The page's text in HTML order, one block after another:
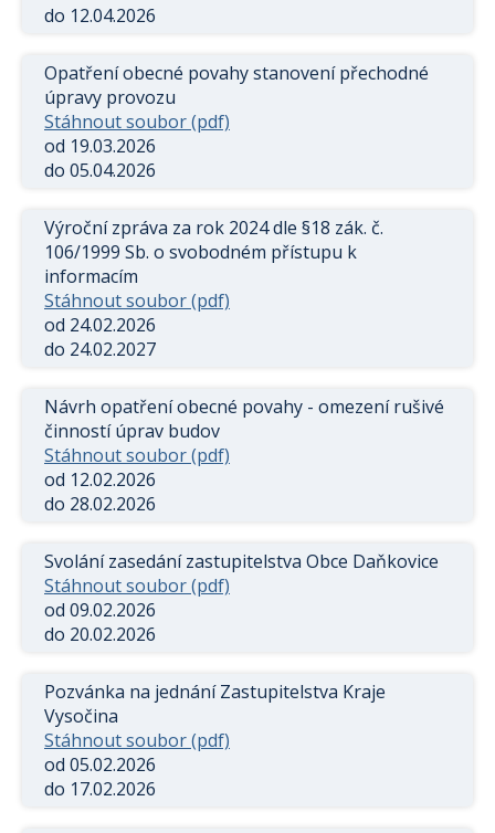
do 12.04.2026
Opatření obecné povahy stanovení přechodné
úpravy provozu
Stáhnout soubor (pdf)
od 19.03.2026
do 05.04.2026
Výroční zpráva za rok 2024 dle §18 zák. č.
106/1999 Sb. o svobodném přístupu k
informacím
Stáhnout soubor (pdf)
od 24.02.2026
do 24.02.2027
Návrh opatření obecné povahy - omezení rušivé
činností úprav budov
Stáhnout soubor (pdf)
od 12.02.2026
do 28.02.2026
Svolání zasedání zastupitelstva Obce Daňkovice
Stáhnout soubor (pdf)
od 09.02.2026
do 20.02.2026
Pozvánka na jednání Zastupitelstva Kraje
Vysočina
Stáhnout soubor (pdf)
od 05.02.2026
do 17.02.2026